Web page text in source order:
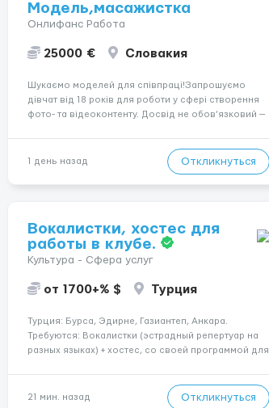
Модель,масажистка
Онлифанс Работа
25000 € Словакия
Шукаємо моделей для співпраці!Запрошуємо
дівчат від 18 років для роботи у сфері створення
фото- та відеоконтенту. Досвід не обов’язковий —
конфіденційність і професійну підтримку.
Працюємо офіційно, поважаємо особ...
1 день назад Откликнуться
Вокалистки, хостес для
работы в клубе.
Культура - Сфера услуг
от 1700+% $ Турция
Турция: Бурса, Эдирне, Газиантеп, Анкара.
Требуются: Вокалистки (эстрадный репертуар на
разных языках) + хостеc, со своей программой для
трех месяцев. Мед. страховка. Высокая зарплат...
21 мин. назад Откликнуться